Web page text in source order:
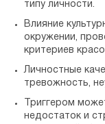
типу личности.
Влияние
окружении,
критериев
Личностные
тревожность,
Триггером
недостаток и